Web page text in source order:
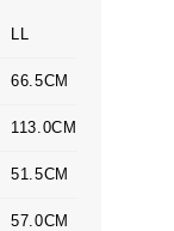
LL
66.5CM
113.0CM
51.5CM
57.0CM